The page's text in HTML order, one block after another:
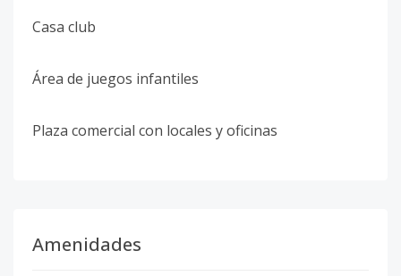
Casa club
Área de juegos infantiles
Plaza comercial con locales y oficinas
Amenidades